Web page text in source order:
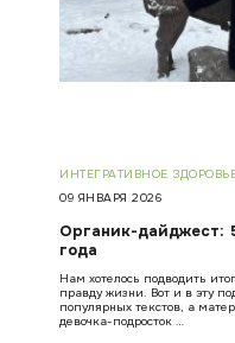
ИНТЕГРАТИВНОЕ
09 ЯНВАРЯ 2026
Органик-дайджест:
года
Нам хотелось подводить
правду жизни. Вот и в эту
популярных текстов, а
девочка-подросток …